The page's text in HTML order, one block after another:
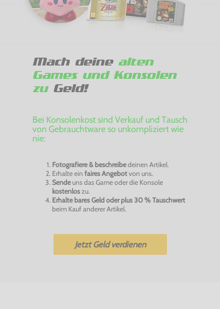
Mach deine alten
Games und Konsolen
zuGeld!
Bei Konsolenkost sind Verkauf und Tausch
von Gebrauchtware so unkompliziert wie
nie:
Fotografiere & beschreibedeinen Artikel.
Erhalte ein faires Angebotvon uns.
Sendeuns das Game oder die Konsole
kostenloszu.
Erhalte bares Geld oder plus 30 % Tauschwert
beim Kauf anderer Artikel.
Jetzt Geld verdienen